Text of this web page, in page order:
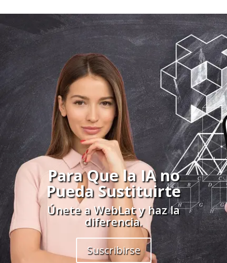
Para Que la IA no
Pueda Sustituirte
Únete a WebLat y haz la
diferencia.
Suscribirse